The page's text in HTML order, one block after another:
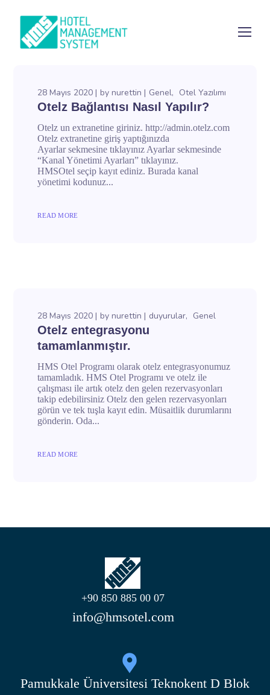
28 Mayıs 2020 by nurettin Genel Otel Yazılımı
Otelz Bağlantısı Nasıl Yapılır?
Otelz un extranetine giriniz. http://admin.otelz.com
Otelz extranetine giriş yaptığınızda
Ayarlar sekmesine tıklayınız Ayarlar sekmesinde
“Kanal Yönetimi Ayarları” tıklayınız.
HMSOtel seçip kayıt ediniz. Burada kanal
yönetimi kodunuz...
READ MORE
28 Mayıs 2020 by nurettin duyurular Genel
Otelz entegrasyonu
tamamlanmıştır.
HMS Otel Programı olarak otelz entegrasyonumuz
tamamladık. HMS Otel Programı ve otelz ile
çalışması ile artık otelz den gelen rezervasyonları
takip edebilirsiniz Otelz den gelen rezervasyonları
görün ve tek tuşla kayıt edin. Müsaitlik durumlarını
gönderin. Oda...
READ MORE
+90 850 885 00 07
info@hmsotel.com
Pamukkale Üniversitesi Teknokent D Blok